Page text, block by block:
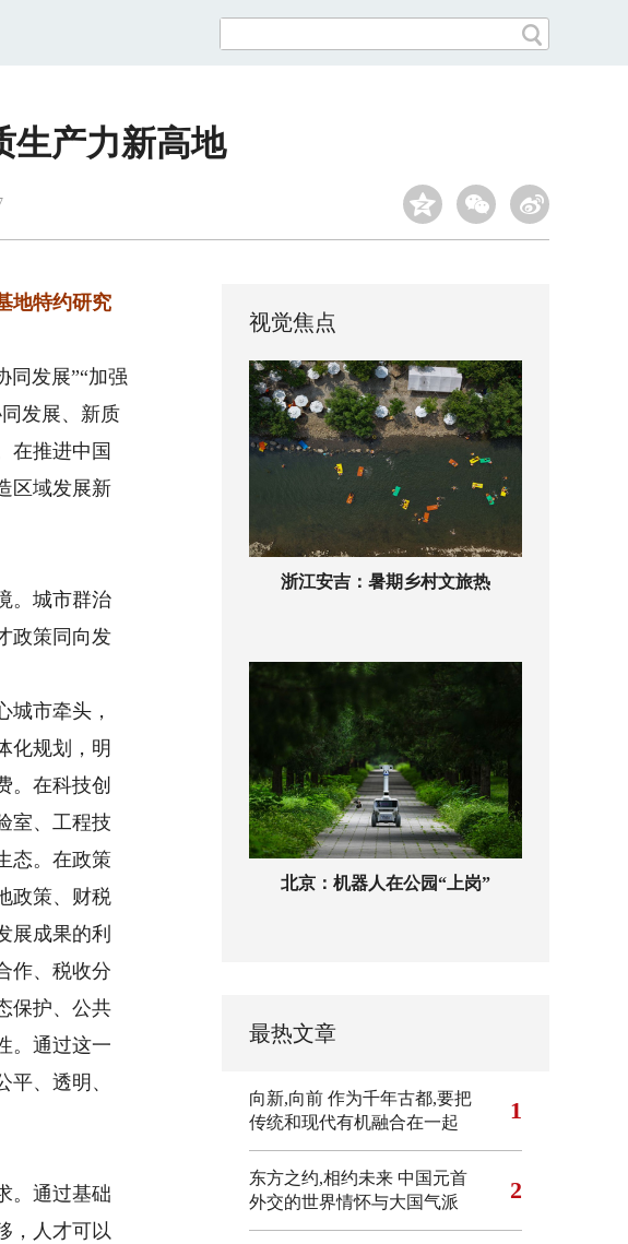
生产力新高地
地特约研究
发展”“加强
发展、新质
在推进中国
区域发展新
。城市群治
政策同向发
市牵头，
化规划，明
。在科技创
室、工程技
态。在政策
政策、财税
展成果的利
作、税收分
保护、公共
。通过这一
、透明、
。通过基础
，人才可以
视觉焦点
浙江安吉：暑期乡村文旅热
北京：机器人在公园“上岗”
最热文章
向新,向前 作为千年古都,要把
传统和现代有机融合在一起
1
东方之约,相约未来 中国元首
外交的世界情怀与大国气派
2